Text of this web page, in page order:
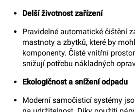
Delší životnost zařízení
Pravidelné automatické čištění
mastnoty a zbytků, které by
komponenty. Čisté vnitřní
snižují potřebu nákladných
Ekologičnost a snížení odpadu
Moderní samočisticí systémy